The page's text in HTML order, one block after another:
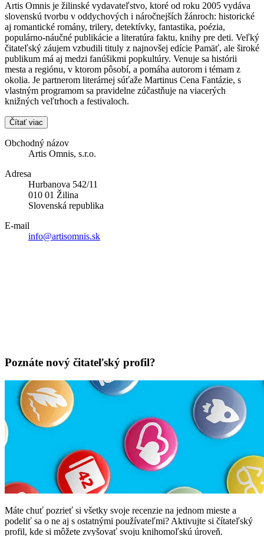
Artis Omnis je žilinské vydavateľstvo, ktoré od roku 2005 vydáva
slovenskú tvorbu v oddychových i náročnejších žánroch: historické
aj romantické romány, trilery, detektívky, fantastika, poézia,
populárno-náučné publikácie a literatúra faktu, knihy pre deti. Veľký
čitateľský záujem vzbudili tituly z najnovšej edície Pamäť, ale široké
publikum má aj medzi fanúšikmi popkultúry. Venuje sa histórii
mesta a regiónu, v ktorom pôsobí, a pomáha autorom i témam z
okolia. Je partnerom literárnej súťaže Martinus Cena Fantázie, s
vlastným programom sa pravidelne zúčastňuje na viacerých
knižných veľtrhoch a festivaloch.
Čítať viac
Obchodný názov
Artis Omnis, s.r.o.
Adresa
Hurbanova 542/11
010 01 Žilina
Slovenská republika
E-mail
info@artisomnis.sk
Poznáte nový čitateľský profil?
Máte chuť pozrieť si všetky svoje recenzie na jednom mieste a
podeliť sa o ne aj s ostatnými používateľmi? Aktivujte si čítateľský
profil, kde si môžete zvyšovať svoju knihomoľskú úroveň.